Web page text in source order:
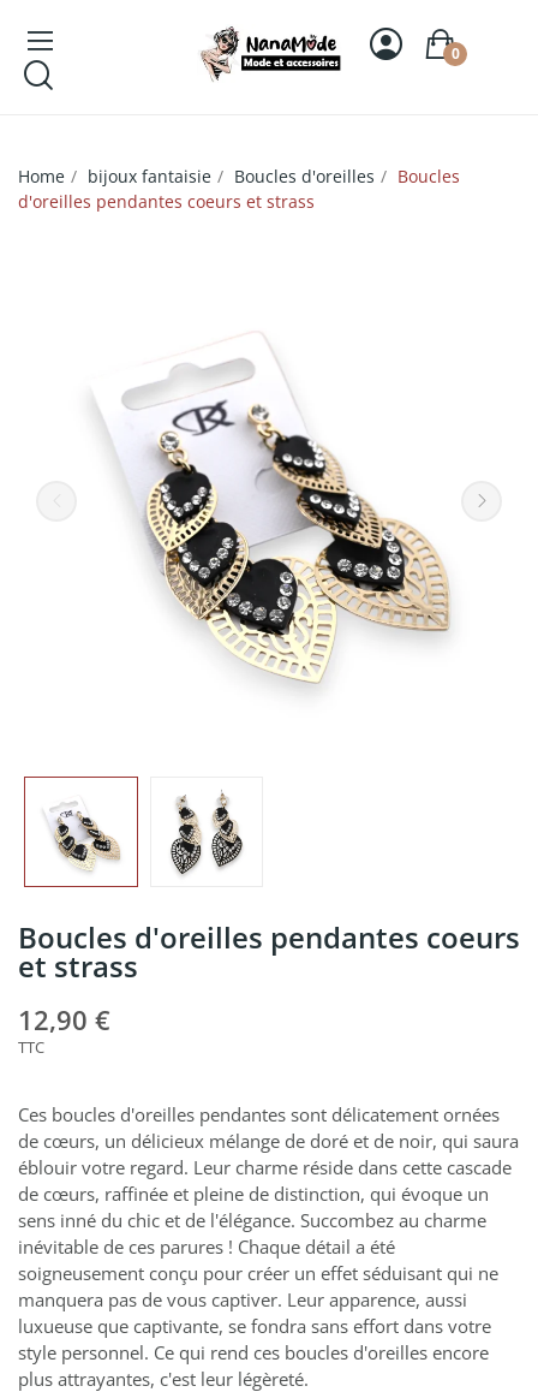
0
Home bijoux fantaisie Boucles d'oreilles
Boucles
d'oreilles pendantes coeurs et strass
Boucles d'oreilles pendantes coeurs
et strass
12,90 €
TTC
Ces boucles d'oreilles pendantes sont délicatement ornées
de cœurs, un délicieux mélange de doré et de noir, qui saura
éblouir votre regard. Leur charme réside dans cette cascade
de cœurs, raffinée et pleine de distinction, qui évoque un
sens inné du chic et de l'élégance. Succombez au charme
inévitable de ces parures ! Chaque détail a été
soigneusement conçu pour créer un effet séduisant qui ne
manquera pas de vous captiver. Leur apparence, aussi
luxueuse que captivante, se fondra sans effort dans votre
style personnel. Ce qui rend ces boucles d'oreilles encore
plus attrayantes, c'est leur légèreté.